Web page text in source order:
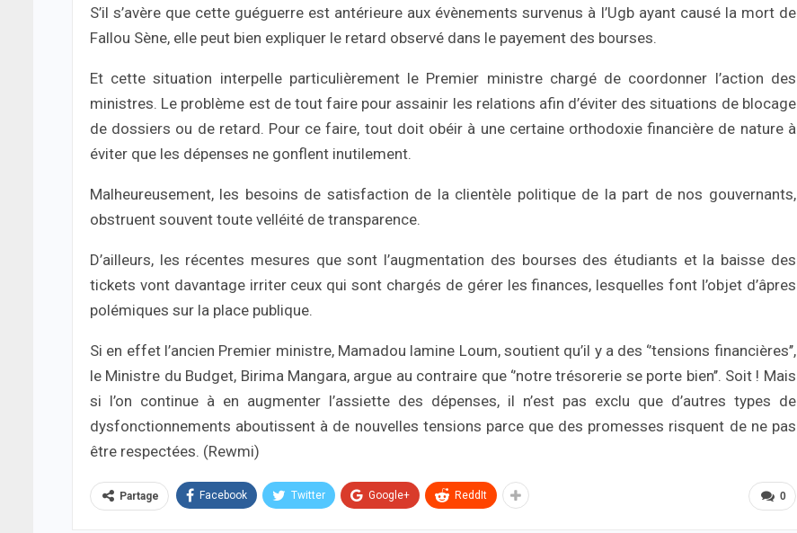
S’il s’avère que cette guéguerre est antérieure aux évènements survenus à l’Ugb ayant causé la mort de
Fallou Sène, elle peut bien expliquer le retard observé dans le payement des bourses.
Et cette situation interpelle particulièrement le Premier ministre chargé de coordonner l’action des
ministres. Le problème est de tout faire pour assainir les relations afin d’éviter des situations de blocage
de dossiers ou de retard. Pour ce faire, tout doit obéir à une certaine orthodoxie financière de nature à
éviter que les dépenses ne gonflent inutilement.
Malheureusement, les besoins de satisfaction de la clientèle politique de la part de nos gouvernants,
obstruent souvent toute velléité de transparence.
D’ailleurs, les récentes mesures que sont l’augmentation des bourses des étudiants et la baisse des
tickets vont davantage irriter ceux qui sont chargés de gérer les finances, lesquelles font l’objet d’âpres
polémiques sur la place publique.
Si en effet l’ancien Premier ministre, Mamadou lamine Loum, soutient qu’il y a des ‘’tensions financières’’,
le Ministre du Budget, Birima Mangara, argue au contraire que ‘’notre trésorerie se porte bien’’. Soit ! Mais
si l’on continue à en augmenter l’assiette des dépenses, il n’est pas exclu que d’autres types de
dysfonctionnements aboutissent à de nouvelles tensions parce que des promesses risquent de ne pas
être respectées. (Rewmi)
0
Partage Facebook Twitter Google+ ReddIt